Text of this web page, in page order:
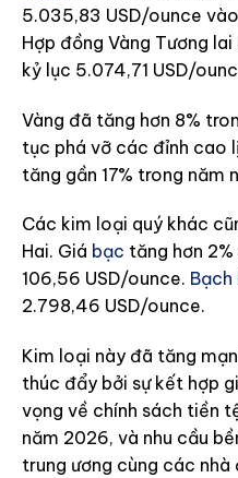
5.035,83 USD/ounce
Hợp đồng Vàng Tương lai
kỷ lục 5.074,71 USD/
Vàng đã tăng hơn 8%
tục phá vỡ các đỉnh cao
tăng gần 17% trong năm
Các kim loại quý khác
Hai. Giá bạc tăng hơn
106,56 USD/ounce. Bạch
2.798,46 USD/ounce.
Kim loại này đã tăng
thúc đẩy bởi sự kết hợp
vọng về chính sách tiền
năm 2026, và nhu cầu
trung ương cùng các